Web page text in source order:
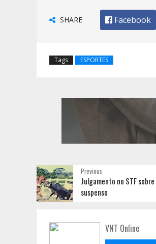
SHARE  Facebook
Tags ESPORTES
Previous
Julgamento no STF
suspenso
VNT Online